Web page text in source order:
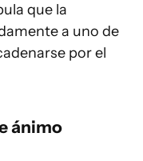
que la
a uno de
por el
ánimo